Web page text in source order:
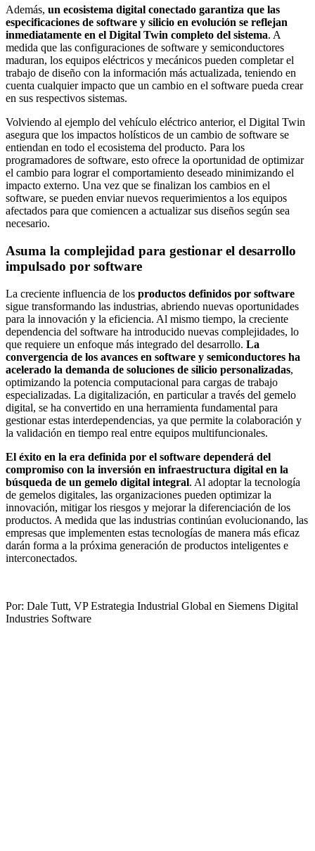
Además, un ecosistema digital conectado garantiza que las
especificaciones de software y silicio en evolución se reflejan
inmediatamente en el Digital Twin completo del sistema. A
medida que las configuraciones de software y semiconductores
maduran, los equipos eléctricos y mecánicos pueden completar el
trabajo de diseño con la información más actualizada, teniendo en
cuenta cualquier impacto que un cambio en el software pueda crear
en sus respectivos sistemas.
Volviendo al ejemplo del vehículo eléctrico anterior, el Digital Twin
asegura que los impactos holísticos de un cambio de software se
entiendan en todo el ecosistema del producto. Para los
programadores de software, esto ofrece la oportunidad de optimizar
el cambio para lograr el comportamiento deseado minimizando el
impacto externo. Una vez que se finalizan los cambios en el
software, se pueden enviar nuevos requerimientos a los equipos
afectados para que comiencen a actualizar sus diseños según sea
necesario.
Asuma la complejidad para gestionar el desarrollo
impulsado por software
La creciente influencia de los productos definidos por software
sigue transformando las industrias, abriendo nuevas oportunidades
para la innovación y la eficiencia. Al mismo tiempo, la creciente
dependencia del software ha introducido nuevas complejidades, lo
que requiere un enfoque más integrado del desarrollo. La
convergencia de los avances en software y semiconductores ha
acelerado la demanda de soluciones de silicio personalizadas,
optimizando la potencia computacional para cargas de trabajo
especializadas. La digitalización, en particular a través del gemelo
digital, se ha convertido en una herramienta fundamental para
gestionar estas interdependencias, ya que permite la colaboración y
la validación en tiempo real entre equipos multifuncionales.
El éxito en la era definida por el software dependerá del
compromiso con la inversión en infraestructura digital en la
búsqueda de un gemelo digital integral. Al adoptar la tecnología
de gemelos digitales, las organizaciones pueden optimizar la
innovación, mitigar los riesgos y mejorar la diferenciación de los
productos. A medida que las industrias continúan evolucionando, las
empresas que implementen estas tecnologías de manera más eficaz
darán forma a la próxima generación de productos inteligentes e
interconectados.
Por: Dale Tutt, VP Estrategia Industrial Global en Siemens Digital
Industries Software